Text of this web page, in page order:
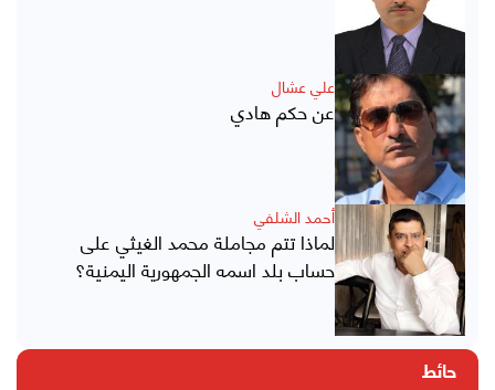
علي عشال
عن حكم هادي
أحمد الشلفي
لماذا تتم مجاملة محمد الغيثي على
حساب بلد اسمه الجمهورية اليمنية؟
حائط